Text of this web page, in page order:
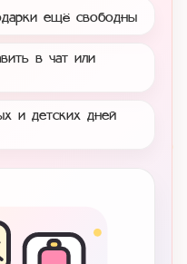
ещё свободны
в чат или
и детских дней